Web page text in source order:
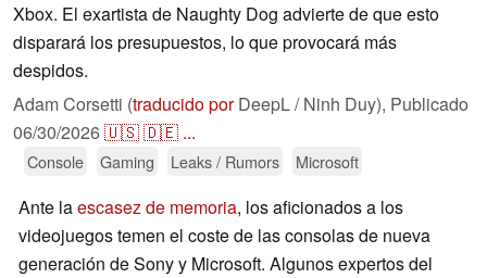
Xbox. El exartista de Naughty Dog advierte de que esto
disparará los presupuestos, lo que provocará más
despidos.
Adam Corsetti (traducido porDeepL / Ninh Duy), Publicado
06/30/2026🇺🇸🇩🇪 ...
Console Gaming Leaks / Rumors Microsoft
Ante laescasez de memoria, los aficionados a los
videojuegos temen el coste de las consolas de nueva
generación de Sony y Microsoft. Algunos expertos del